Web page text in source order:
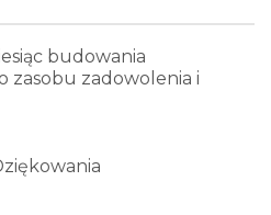
budowania
zasobu zadowolenia i